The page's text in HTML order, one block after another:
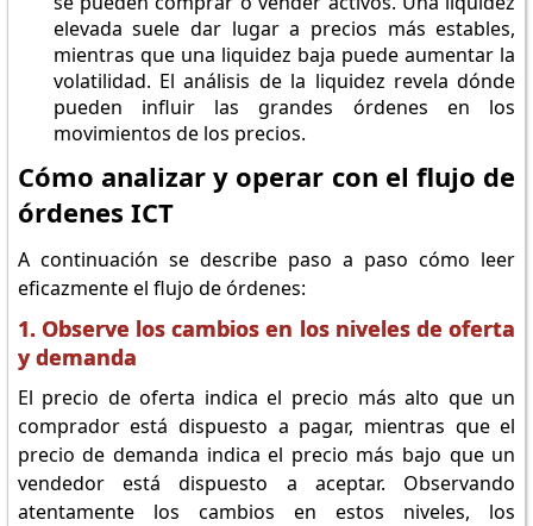
elevada suele dar lugar a precios más estables,
mientras que una liquidez baja puede aumentar la
volatilidad. El análisis de la liquidez revela dónde
pueden influir las grandes órdenes en los
movimientos de los precios.
Cómo analizar y operar con el flujo de
órdenes ICT
A continuación se describe paso a paso cómo leer
eficazmente el flujo de órdenes:
1. Observe los cambios en los niveles de oferta
y demanda
El precio de oferta indica el precio más alto que un
comprador está dispuesto a pagar, mientras que el
precio de demanda indica el precio más bajo que un
vendedor está dispuesto a aceptar. Observando
atentamente los cambios en estos niveles, los